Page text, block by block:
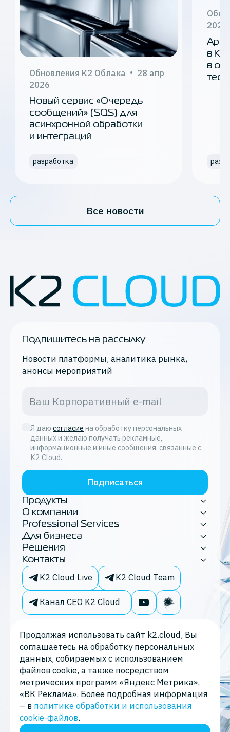
Обновления К2 Облака
28 апр
2026
Новый сервис «Очередь
сообщений» (SQS) для
асинхронной обработки
и интеграций
разработка
2026
в К2
в
Все новости
Подпишитесь на рассылку
Новости платформы, аналитика рынка,
анонсы мероприятий
Я даю согласие на обработку персональных
данных и желаю получать рекламные,
информационные и иные сообщения, связанные с
K2 Cloud.
Подписаться
Продукты
О компании
Professional Services
Для бизнеса
Решения
Контакты
K2 Cloud Live K2 Cloud Team
Канал CEO K2 Cloud
Политика конфиденциальности
Продолжая использовать сайт k2.cloud, Вы
соглашаетесь на обработку персональных
данных, собираемых с использованием
файлов cookie, а также посредством
метрических программ «Яндекс Метрика»,
«ВК Реклама». Более подробная информация
– в политике обработки и использования
cookie-файлов.